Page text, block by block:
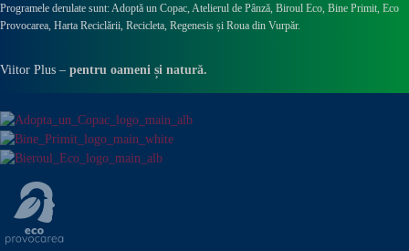
Programele derulate sunt: Adoptă un Copac, Atelierul de Pânză, Biroul Eco, Bine Primit, Eco
Provocarea, Harta Reciclării, Recicleta, Regenesis și Roua din Vurpăr.
Viitor Plus – pentru oameni și natură.